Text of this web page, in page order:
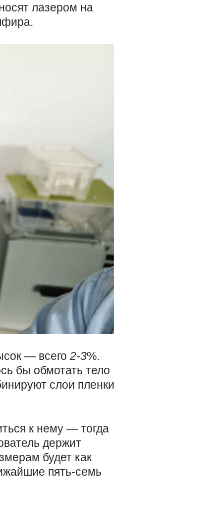
лазером на
— всего 2-3%.
бы обмотать тело
слои пленки
к нему — тогда
держит
будет как
пять-семь